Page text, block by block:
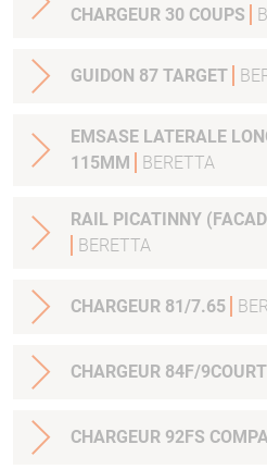
CHARGEUR 30 COUPS
GUIDON 87 TARGET
EMSASE LATERALE
115MM
BERETTA
RAIL PICATINNY
BERETTA
CHARGEUR 81/7.65
CHARGEUR 84F/
CHARGEUR 92FS